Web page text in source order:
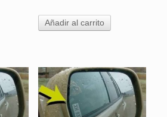
Añadir al carrito